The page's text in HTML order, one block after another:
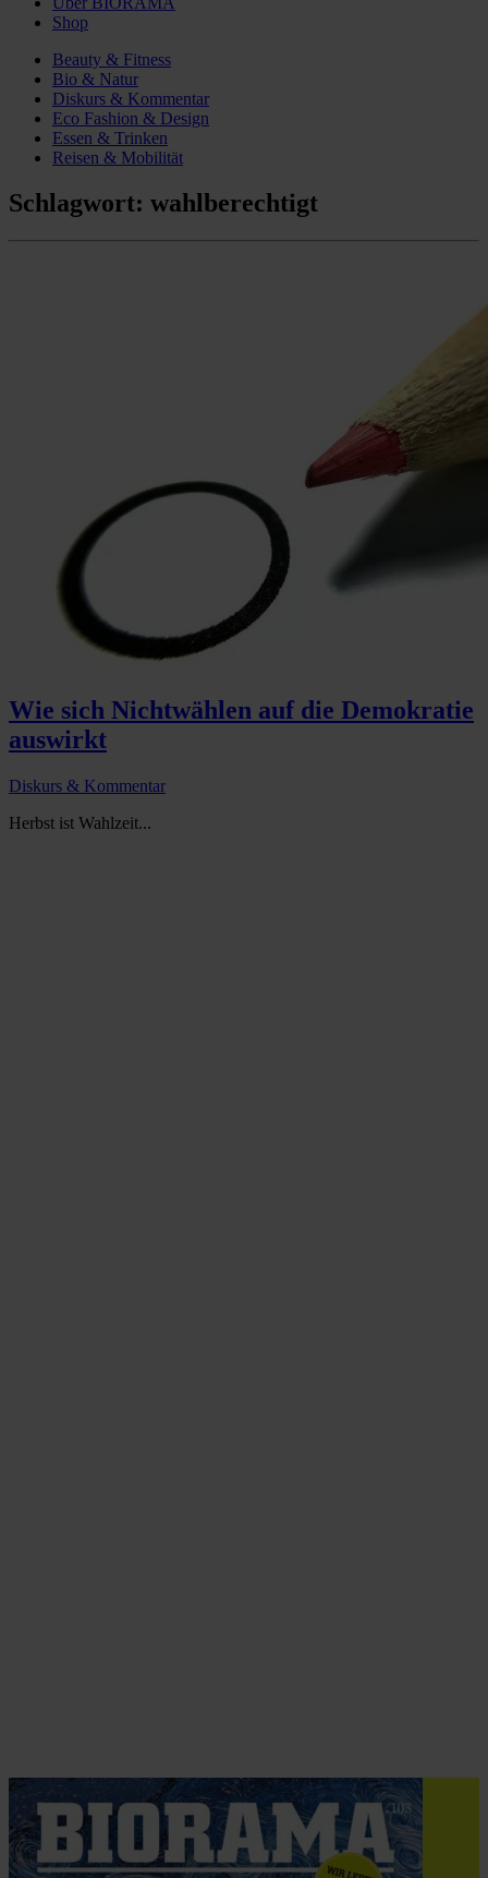
Shop
Beauty & Fitness
Bio & Natur
Diskurs & Kommentar
Eco Fashion & Design
Essen & Trinken
Reisen & Mobilität
Schlagwort: wahlberechtigt
Wie sich Nichtwählen auf die Demokratie
auswirkt
Diskurs & Kommentar
Herbst ist Wahlzeit...